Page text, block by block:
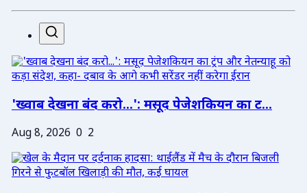
'ख्वाब देखना बंद करो...': मसूद पेजेशकियन का ट...
Aug 8, 2026 0 2